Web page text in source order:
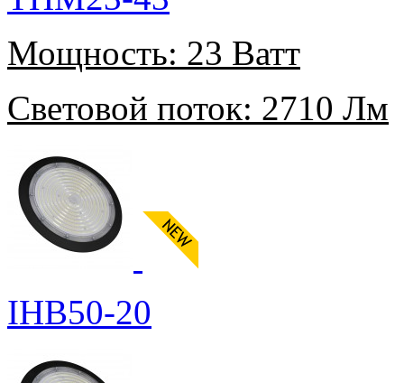
Мощность: 23 Ватт
Световой поток: 2710 Лм
IHB50-20